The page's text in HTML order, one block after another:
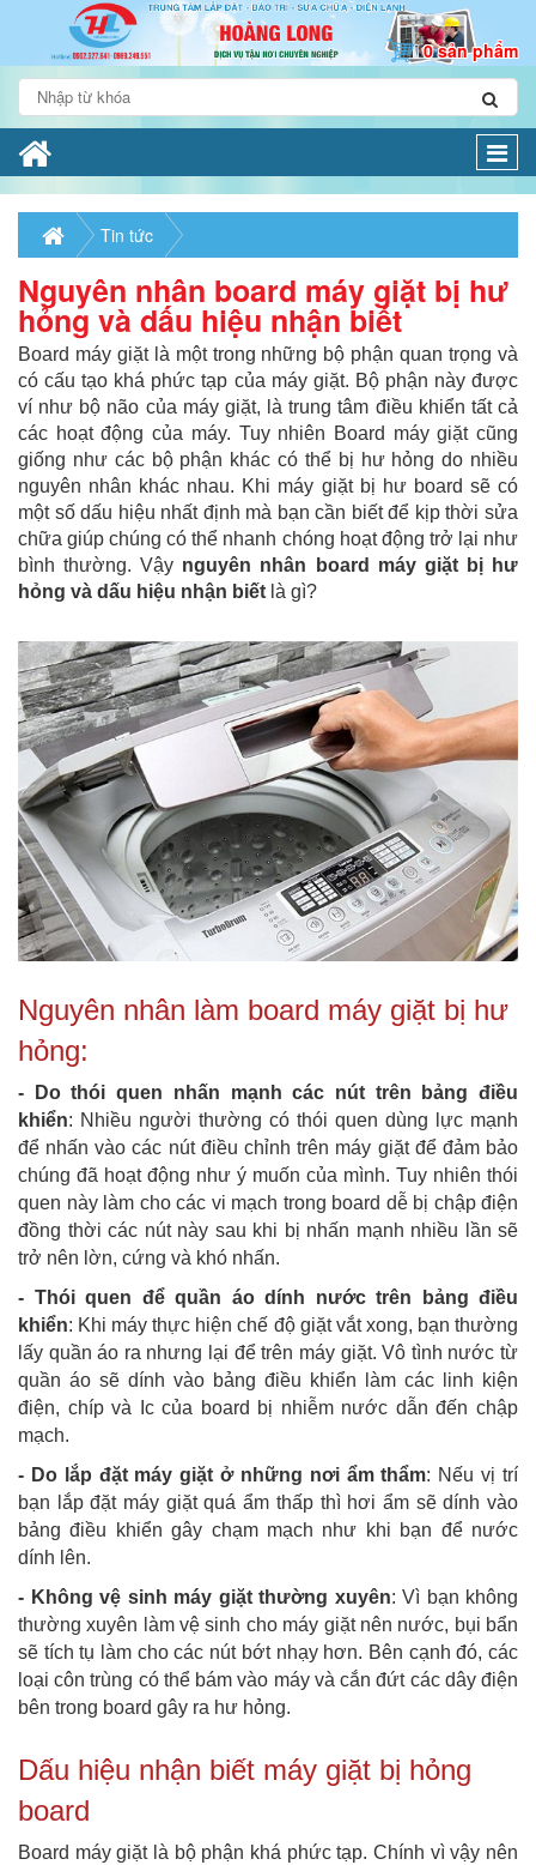
0 sản phẩm
Tin tức
Nguyên nhân board máy giặt bị hư
hỏng và dấu hiệu nhận biết
Board máy giặt là một trong những bộ phận quan trọng và
có cấu tạo khá phức tạp của máy giặt. Bộ phận này được
ví như bộ não của máy giặt, là trung tâm điều khiển tất cả
các hoạt động của máy. Tuy nhiên Board máy giặt cũng
giống như các bộ phận khác có thể bị hư hỏng do nhiều
nguyên nhân khác nhau. Khi máy giặt bị hư board sẽ có
một số dấu hiệu nhất định mà bạn cần biết để kịp thời sửa
chữa giúp chúng có thể nhanh chóng hoạt động trở lại như
bình thường. Vậy nguyên nhân board máy giặt bị hư
hỏng và dấu hiệu nhận biết là gì?
Nguyên nhân làm board máy giặt bị hư
hỏng:
- Do thói quen nhấn mạnh các nút trên bảng điều
khiển: Nhiều người thường có thói quen dùng lực mạnh
để nhấn vào các nút điều chỉnh trên máy giặt để đảm bảo
chúng đã hoạt động như ý muốn của mình. Tuy nhiên thói
quen này làm cho các vi mạch trong board dễ bị chập điện
đồng thời các nút này sau khi bị nhấn mạnh nhiều lần sẽ
trở nên lờn, cứng và khó nhấn.
- Thói quen để quần áo dính nước trên bảng điều
khiển: Khi máy thực hiện chế độ giặt vắt xong, bạn thường
lấy quần áo ra nhưng lại để trên máy giặt. Vô tình nước từ
quần áo sẽ dính vào bảng điều khiển làm các linh kiện
điện, chíp và Ic của board bị nhiễm nước dẫn đến chập
mạch.
- Do lắp đặt máy giặt ở những nơi ẩm thẩm: Nếu vị trí
bạn lắp đặt máy giặt quá ẩm thấp thì hơi ẩm sẽ dính vào
bảng điều khiển gây chạm mạch như khi bạn để nước
dính lên.
- Không vệ sinh máy giặt thường xuyên: Vì bạn không
thường xuyên làm vệ sinh cho máy giặt nên nước, bụi bẩn
sẽ tích tụ làm cho các nút bớt nhạy hơn. Bên cạnh đó, các
loại côn trùng có thể bám vào máy và cắn đứt các dây điện
bên trong board gây ra hư hỏng.
Dấu hiệu nhận biết máy giặt bị hỏng
board
Board máy giặt là bộ phận khá phức tạp. Chính vì vậy nên